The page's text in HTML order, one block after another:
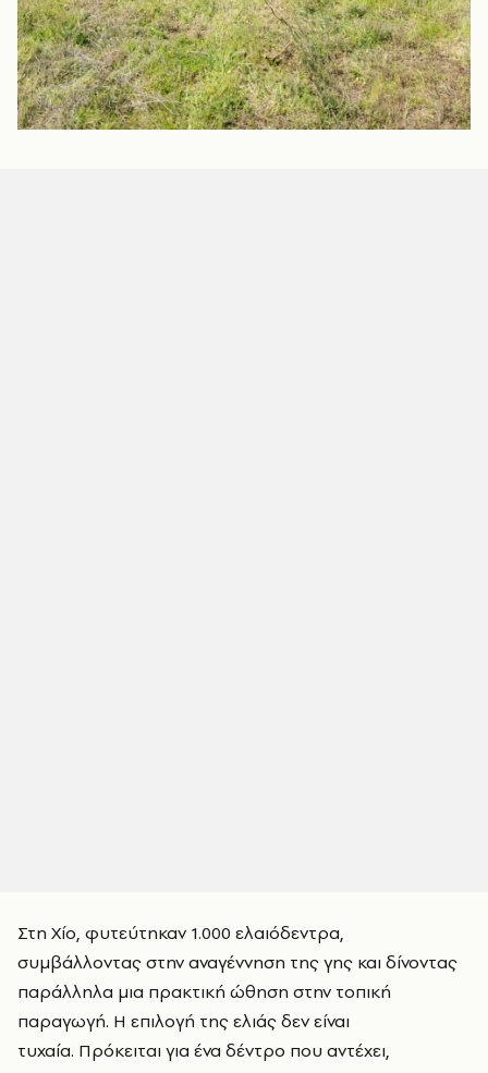
Στη Χίο, φυτεύτηκαν 1.000 ελαιόδεντρα,
συμβάλλοντας στην αναγέννηση της γης και δίνοντας
παράλληλα μια πρακτική ώθηση στην τοπική
παραγωγή. Η επιλογή της ελιάς δεν είναι
τυχαία. Πρόκειται για ένα δέντρο που αντέχει,